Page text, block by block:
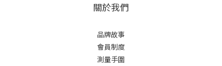
關於我們
品牌故事
會員制度
測量手圍